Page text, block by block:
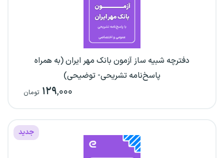
دفترچه شبیه ساز آزمون بانک مهر ایران (به همراه
پاسخ‌نامه تشریحی- توضیحی)
۱۲۹,۰۰۰ تومان
جدید